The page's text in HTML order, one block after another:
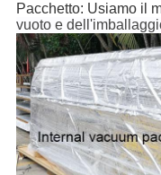
Pacchetto: Usiamo il
vuoto e